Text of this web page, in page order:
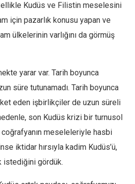
Kudüs ve Filistin meselesini
için pazarlık konusu yapan ve
ülkelerinin varlığını da görmüş
yarar var. Tarih boyunca
süre tutunamadı. Tarih boyunca
eden işbirlikçiler de uzun süreli
son Kudüs krizi bir turnusol
coğrafyanın meseleleriyle hasbi
iktidar hırsıyla kadim Kudüs’ü,
istediğini gördük.